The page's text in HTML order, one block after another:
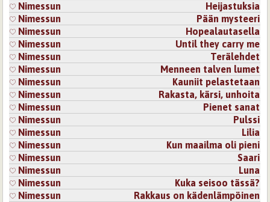
3.10.2025 15:15Tilli
Ei hulluus ole sairaus - sehän tekee taiteilijan. Tästä lähes
omakin maailmani räjähtää synestesiaan. Aivan ehdoton
suosikkini oli ”ja jokainen lause / on uusi tapa // avautua
prismana”, miten värikästä ja täyttä tekstiä muutamalla
sanalla, vaikuttavaa!
Kirjaudutairekisteröidykommentoidaksesi
3.10.2025 16:39Nimessun
Kiitos jälleen sanoistasi!
Hulluudesta olen tismalleen samaa mieltä. Kärsimys
on polttoaine ja hulluus on työkalu - lähes kaikki
tuntemani tai tietämäni luovat ihmiset ovat tavalla tai
toisella tärähtäneitä tai vähintään jotenkin
eksentrisia.
Nimessun
Heijastuksia
Nimessun
Pään mysteeri
Nimessun
Hopealautasella
Nimessun
Until they carry me
Nimessun
Terälehdet
Nimessun
Menneen talven lumet
Nimessun
Kauniit pelastetaan
Nimessun
Rakasta, kärsi, unhoita
Nimessun
Pienet sanat
Nimessun
Pulssi
Nimessun
Lilia
Nimessun
Kun maailma oli pieni
Nimessun
Saari
Nimessun
Luna
Nimessun
Kuka seisoo tässä?
Nimessun
Rakkaus on kädenlämpöinen